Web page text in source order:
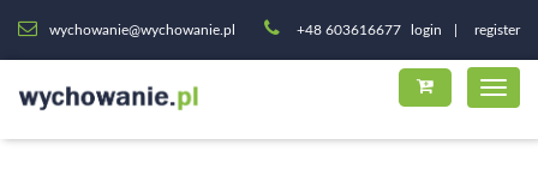
wychowanie@wychowanie.pl +48 603616677 login register